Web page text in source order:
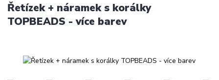
Řetízek + náramek s korálky
TOPBEADS - více barev